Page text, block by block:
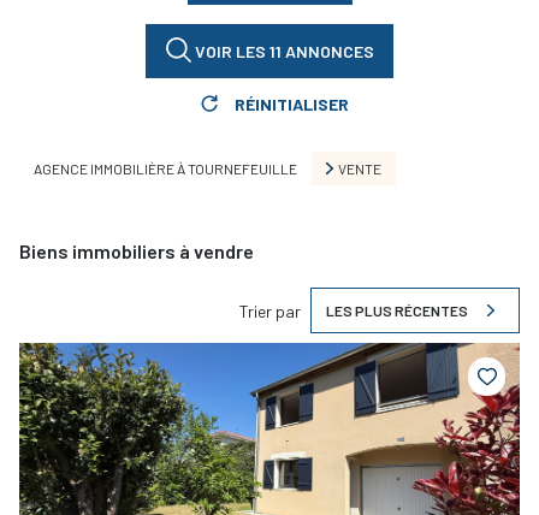
VOIR LES 11 ANNONCES
RÉINITIALISER
AGENCE IMMOBILIÈRE À TOURNEFEUILLE VENTE
Biens immobiliers à vendre
Trier par LES PLUS RÉCENTES